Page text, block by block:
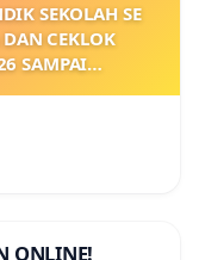
SEKOLAH SE
CEKLOK
SAMPAI
ONLINE!